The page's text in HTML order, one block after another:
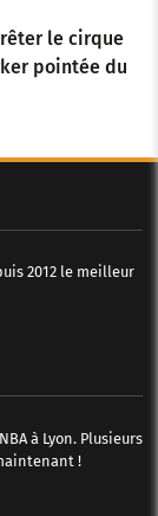
le cirque
pointée du
2012 le meilleur
à Lyon. Plusieurs
!